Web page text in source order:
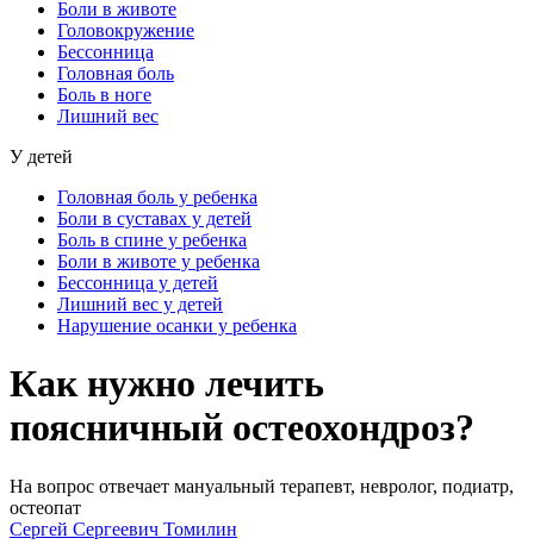
Боли в животе
Головокружение
Бессонница
Головная боль
Боль в ноге
Лишний вес
У детей
Головная боль у ребенка
Боли в суставах у детей
Боль в спине у ребенка
Боли в животе у ребенка
Бессонница у детей
Лишний вес у детей
Нарушение осанки у ребенка
Как нужно лечить
поясничный остеохондроз?
На вопрос отвечает мануальный терапевт, невролог, подиатр,
остеопат
Сергей Сергеевич Томилин